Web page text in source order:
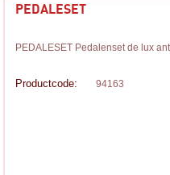
PEDALESET
PEDALESET Pedalenset de lux
Productcode: 94163